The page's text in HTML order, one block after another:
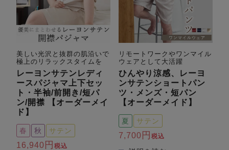
美しい光沢と抜群の肌沿いで
極上のリラックスタイムを
レーヨンサテンレディ
ースパジャマ上下セッ
ト・半袖/前開き/短パ
ン/開襟 【オーダーメイ
ド】
春 秋 サテン
16,940 税込
リモートワークやワンマイル
ウェアとして大活躍
ひんやり涼感、レーヨ
ンサテンショートパン
ツ・メンズ・短パン
【オーダーメイド】
夏 サテン
7,700 税込